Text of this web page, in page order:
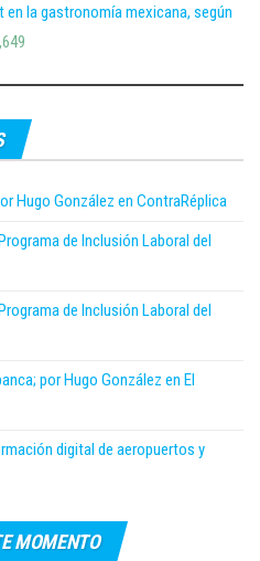
la gastronomía mexicana, según
Hugo González en ContraRéplica
de Inclusión Laboral del
de Inclusión Laboral del
por Hugo González en El
digital de aeropuertos y
MOMENTO